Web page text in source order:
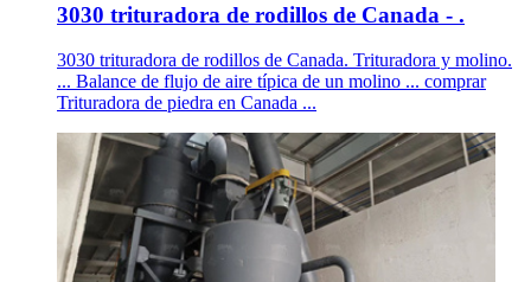
3030 trituradora de rodillos de Canada - .
3030 trituradora de rodillos de Canada. Trituradora y molino.
... Balance de flujo de aire típica de un molino ... comprar
Trituradora de piedra en Canada ...